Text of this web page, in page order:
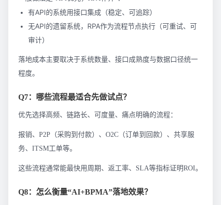
有API的系统用接口集成（稳定、可追踪）
无API的遗留系统，RPA作为流程节点执行（可重试、可
审计）
落地成本主要取决于系统数量、接口成熟度与数据口径统一
程度。
Q7：哪些流程最适合先做试点？
优先选择高频、链路长、可度量、痛点明确的流程：
报销、P2P（采购到付款）、O2C（订单到回款）、共享服
务、ITSM工单等。
这些流程通常能最快用周期、返工率、SLA等指标证明ROI。
Q8：怎么衡量“AI+BPMA”落地效果？